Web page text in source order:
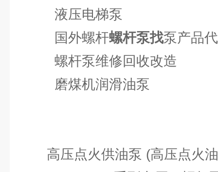
液压电梯泵
国外螺杆螺杆泵找泵产品
螺杆泵维修回收改造
磨煤机润滑油泵
高压点火供油泵 (高压点火